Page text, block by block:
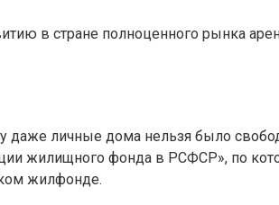
в стране полноценного рынка
даже личные дома нельзя было
жилищного фонда в РСФСР», по
жилфонде.